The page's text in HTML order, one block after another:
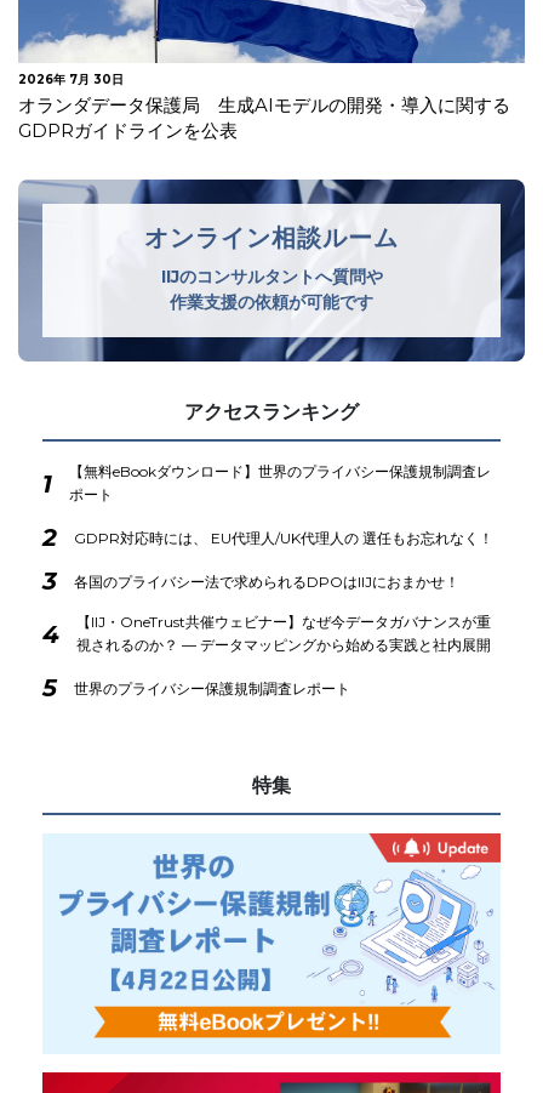
2026年 7月 23日
フランスCNIL 雇用主が従業員等の活動を監視する際に遵守
すべき3つの要件を解説
オンライン相談ルーム
IIJのコンサルタントへ質問や
作業支援の依頼が可能です
アクセスランキング
1
【無料eBookダウンロード】世界のプライバシー保護規制調査レ
ポート
2 GDPR対応時には、 EU代理人/UK代理人の 選任もお忘れなく！
3 各国のプライバシー法で求められるDPOはIIJにおまかせ！
4
【IIJ・OneTrust共催ウェビナー】なぜ今データガバナンスが重
視されるのか？ ― データマッピングから始める実践と社内展開
5 世界のプライバシー保護規制調査レポート
特集